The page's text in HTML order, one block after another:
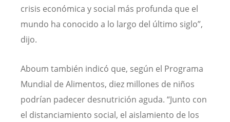
crisis económica y social más profunda que el
mundo ha conocido a lo largo del último siglo”,
dijo.
Aboum también indicó que, según el Programa
Mundial de Alimentos, diez millones de niños
podrían padecer desnutrición aguda. “Junto con
el distanciamiento social, el aislamiento de los